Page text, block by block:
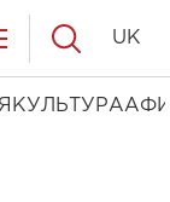
КУЛЬТУРА
UK